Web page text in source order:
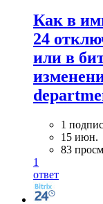
Как в
24
или в
1
15 июн.
83
1
ответ